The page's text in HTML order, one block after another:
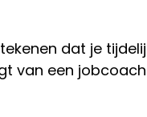
dat je
van een